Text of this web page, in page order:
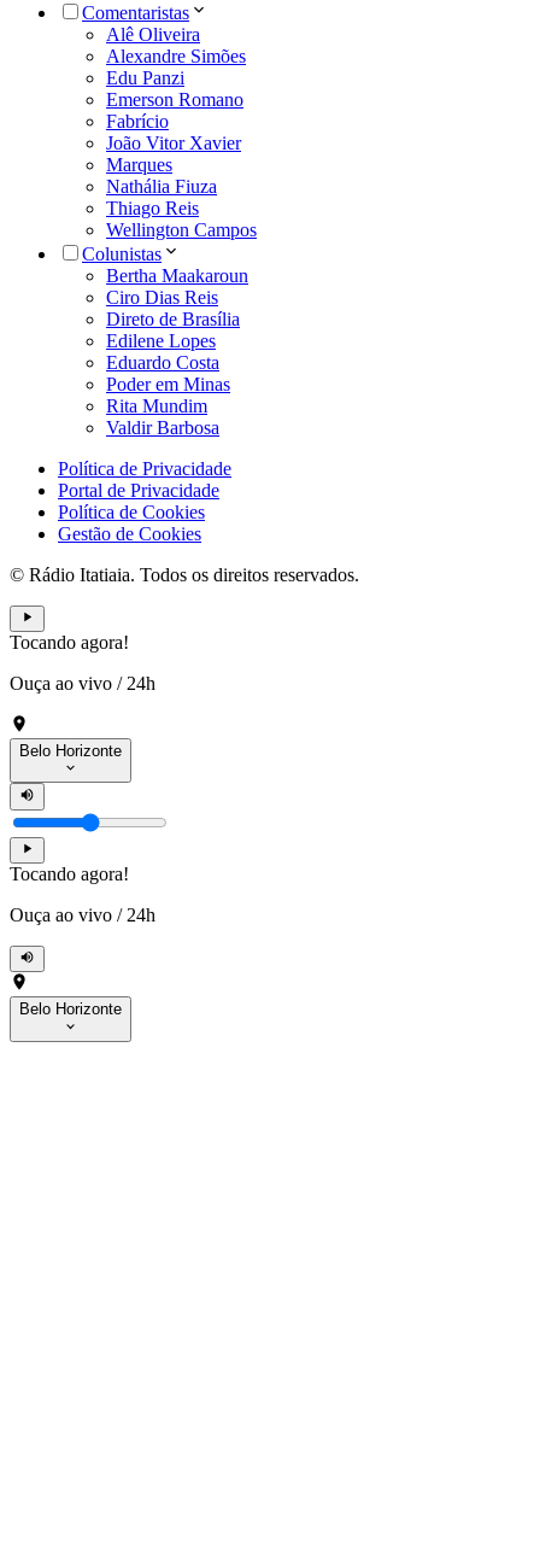
Comentaristas
Alê Oliveira
Alexandre Simões
Edu Panzi
Emerson Romano
Fabrício
João Vitor Xavier
Marques
Nathália Fiuza
Thiago Reis
Wellington Campos
Colunistas
Bertha Maakaroun
Ciro Dias Reis
Direto de Brasília
Edilene Lopes
Eduardo Costa
Poder em Minas
Rita Mundim
Valdir Barbosa
Política de Privacidade
Portal de Privacidade
Política de Cookies
Gestão de Cookies
© Rádio Itatiaia. Todos os direitos reservados.
Tocando agora!
Ouça ao vivo / 24h
Belo Horizonte
Tocando agora!
Ouça ao vivo / 24h
Belo Horizonte